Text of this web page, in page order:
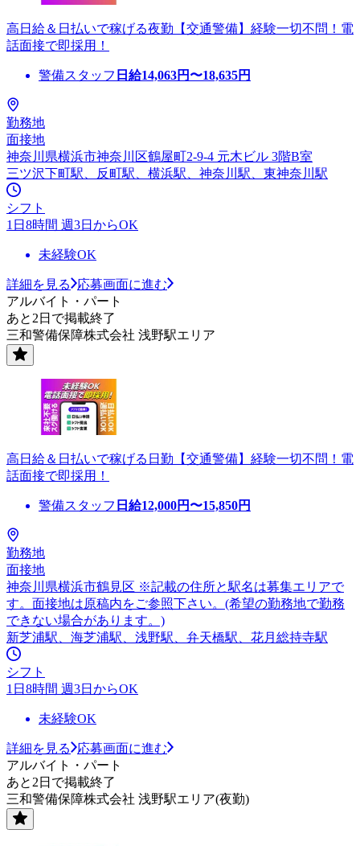
高日給＆日払いで稼げる夜勤【交通警備】経験一切不問！電
話面接で即採用！
警備スタッフ 日給14,063円〜18,635円
勤務地
面接地
神奈川県横浜市神奈川区鶴屋町2-9-4 元木ビル 3階B室
三ツ沢下町駅、反町駅、横浜駅、神奈川駅、東神奈川駅
シフト
1日8時間 週3日からOK
未経験OK
詳細を見る
応募画面に進む
アルバイト・パート
あと2日で掲載終了
三和警備保障株式会社 浅野駅エリア
高日給＆日払いで稼げる日勤【交通警備】経験一切不問！電
話面接で即採用！
警備スタッフ 日給12,000円〜15,850円
勤務地
面接地
神奈川県横浜市鶴見区 ※記載の住所と駅名は募集エリアで
す。面接地は原稿内をご参照下さい。(希望の勤務地で勤務
できない場合があります。)
新芝浦駅、海芝浦駅、浅野駅、弁天橋駅、花月総持寺駅
シフト
1日8時間 週3日からOK
未経験OK
詳細を見る
応募画面に進む
アルバイト・パート
あと2日で掲載終了
三和警備保障株式会社 浅野駅エリア(夜勤)